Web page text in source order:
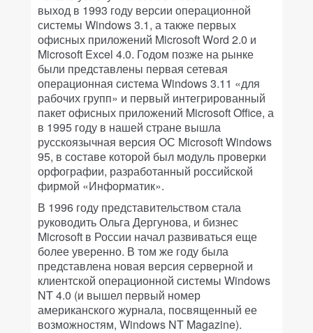
выход в 1993 году версии операционной
системы Windows 3.1, а также первых
офисных приложений Microsoft Word 2.0 и
Microsoft Excel 4.0. Годом позже на рынке
были представлены первая сетевая
операционная система Windows 3.11 «для
рабочих групп» и первый интегрированный
пакет офисных приложений Microsoft Office, а
в 1995 году в нашей стране вышла
русскоязычная версия ОС Microsoft Windows
95, в составе которой был модуль проверки
орфографии, разработанный российской
фирмой «Информатик».
В 1996 году представительством стала
руководить Ольга Дергунова, и бизнес
Microsoft в России начал развиваться еще
более уверенно. В том же году была
представлена новая версия серверной и
клиентской операционной системы Windows
NT 4.0 (и вышел первый номер
американского журнала, посвященный ее
возможностям, Windows NT Magazine).